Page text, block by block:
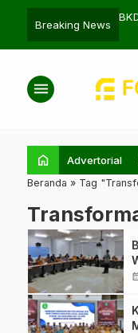
Breaking News
menu
home Advertorial
Beranda » Tag